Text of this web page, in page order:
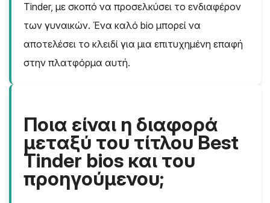
Tinder, με σκοπό να προσελκύσει το ενδιαφέρον
των γυναικών. Ένα καλό bio μπορεί να
αποτελέσει το κλειδί για μια επιτυχημένη επαφή
στην πλατφόρμα αυτή.
Ποια είναι η διαφορά
μεταξύ του τίτλου Best
Tinder bios και του
προηγούμενου;